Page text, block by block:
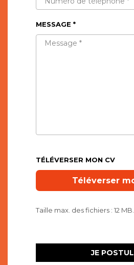
MESSAGE *
TÉLÉVERSER MON CV
Taille max. des fichiers : 12 MB.